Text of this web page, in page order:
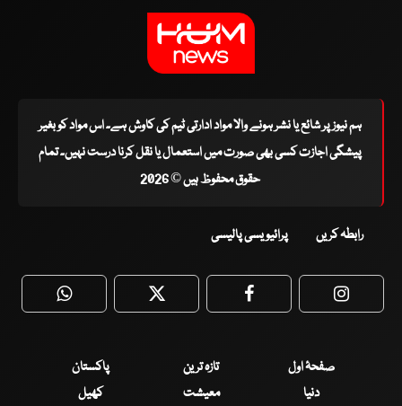
ہم نیوز پر شائع یا نشر ہونے والا مواد ادارتی ٹیم کی کاوش ہے۔ اس مواد کو بغیر
پیشگی اجازت کسی بھی صورت میں استعمال یا نقل کرنا درست نہیں۔ تمام
حقوق محفوظ ہیں © 2026
رابطہ کریں پرائیویسی پالیسی
WhatsApp Twitter Facebook
صفحۂ اول تازہ ترین
پاکستان
دنیا
معیشت کھیل